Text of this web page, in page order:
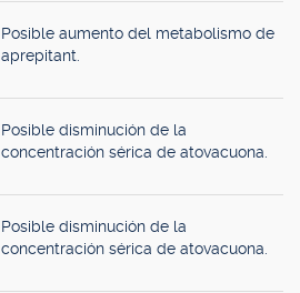
Posible aumento del metabolismo de
aprepitant.
Posible disminución de la
concentración sérica de atovacuona.
Posible disminución de la
concentración sérica de atovacuona.